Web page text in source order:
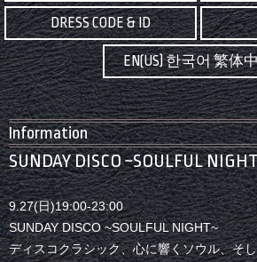
DRESS CODE & ID
EN(US) 한국어 繁体
Information
SUNDAY DISCO ~SOULFUL
9.27(日)19:00-23:00
SUNDAY DISCO ~SOULFUL NIGHT~
ディスコクラシック、心に響くソウル、そ